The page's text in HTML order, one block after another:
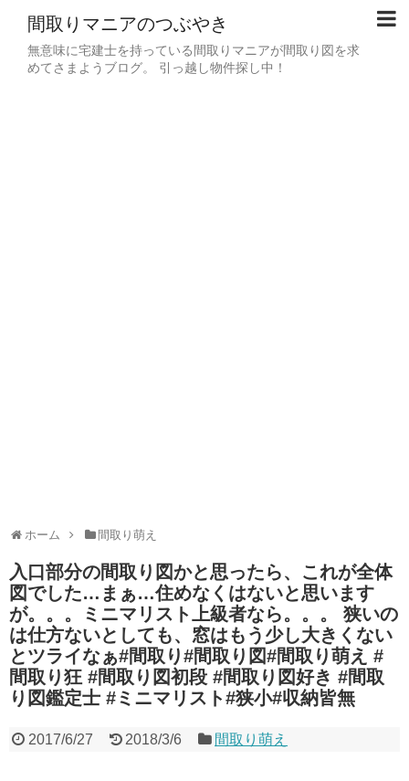
間取りマニアのつぶやき
無意味に宅建士を持っている間取りマニアが間取り図を求
めてさまようブログ。 引っ越し物件探し中！
ホーム 間取り萌え
入口部分の間取り図かと思ったら、これが全体
図でした…まぁ…住めなくはないと思います
が。。。ミニマリスト上級者なら。。。 狭いの
は仕方ないとしても、窓はもう少し大きくない
とツライなぁ#間取り#間取り図#間取り萌え #
間取り狂 #間取り図初段 #間取り図好き #間取
り図鑑定士 #ミニマリスト#狭小#収納皆無
2017/6/27 2018/3/6 間取り萌え